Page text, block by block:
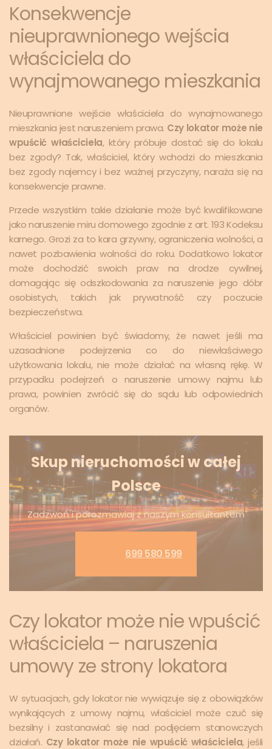
Konsekwencje
nieuprawnionego wejścia
właściciela do
wynajmowanego mieszkania
Nieuprawnione wejście właściciela do wynajmowanego
mieszkania jest naruszeniem prawa. Czy lokator może nie
wpuścić właściciela, który próbuje dostać się do lokalu
bez zgody? Tak, właściciel, który wchodzi do mieszkania
bez zgody najemcy i bez ważnej przyczyny, naraża się na
konsekwencje prawne.
Przede wszystkim takie działanie może być kwalifikowane
jako naruszenie miru domowego zgodnie z art. 193 Kodeksu
karnego. Grozi za to kara grzywny, ograniczenia wolności, a
nawet pozbawienia wolności do roku. Dodatkowo lokator
może dochodzić swoich praw na drodze cywilnej,
domagając się odszkodowania za naruszenie jego dóbr
osobistych, takich jak prywatność czy poczucie
bezpieczeństwa.
Właściciel powinien być świadomy, że nawet jeśli ma
uzasadnione podejrzenia co do niewłaściwego
użytkowania lokalu, nie może działać na własną rękę. W
przypadku podejrzeń o naruszenie umowy najmu lub
prawa, powinien zwrócić się do sądu lub odpowiednich
organów.
Skup nieruchomości w całej
Polsce
Zadzwoń i porozmawiaj z naszym konsultantem
699 580 599
Czy lokator może nie wpuścić
właściciela – naruszenia
umowy ze strony lokatora
W sytuacjach, gdy lokator nie wywiązuje się z obowiązków
wynikających z umowy najmu, właściciel może czuć się
bezsilny i zastanawiać się nad podjęciem stanowczych
działań. Czy lokator może nie wpuścić właściciela, jeśli